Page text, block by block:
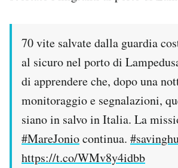
70 vite salvate dalla guardia
al sicuro nel porto di
di apprendere che, dopo una
monitoraggio e segnalazioni,
siano in salvo in Italia. La
#MareJoniocontinua.
https://t.co/WMv8y4idbb